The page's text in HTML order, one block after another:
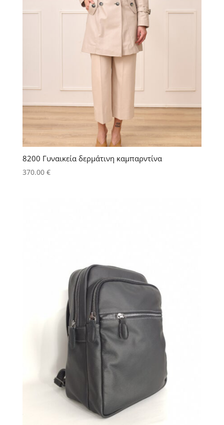
8200 Γυναικεία δερμάτινη καμπαρντίνα
370.00 €